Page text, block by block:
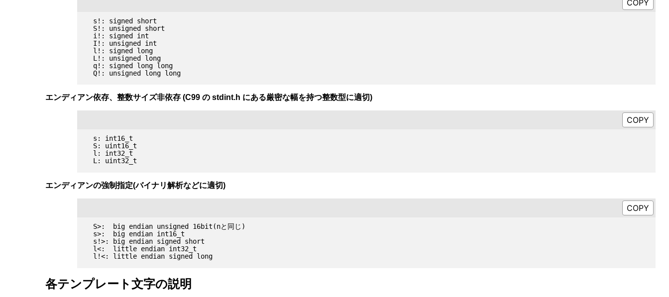
  s!: signed short
  S!: unsigned short
  i!: signed int
  I!: unsigned int
  l!: signed long
  L!: unsigned long
  q!: signed long long
  Q!: unsigned long long
エンディアン依存、整数サイズ非依存 (C99 の stdint.h にある厳密な幅を持つ整数型に適切)
  s: int16_t
  S: uint16_t
  l: int32_t
エンディアンの強制指定(バイナリ解析などに適切)
  S>:  big endian unsigned 16bit(nと同じ)
  s>:  big endian int16_t
  s!>: big endian signed short
  l<:  little endian int32_t
  l!<: little endian signed long
各テンプレート文字の説明